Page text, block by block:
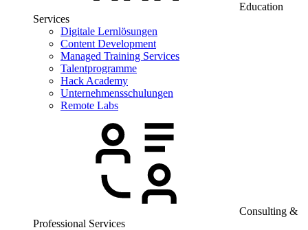
Education
Services
Digitale Lernlösungen
Content Development
Managed Training Services
Talentprogramme
Hack Academy
Unternehmensschulungen
Remote Labs
Consulting &
Professional Services